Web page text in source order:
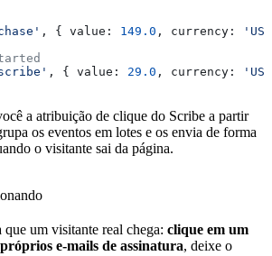
, { value: 149.0 , currency:
, { value: 29.0 , currency:
a atribuição de clique do Scribe a partir
os eventos em lotes e os envia de forma
o visitante sai da página.
que um visitante real chega: clique em um
e-mails de assinatura, deixe o